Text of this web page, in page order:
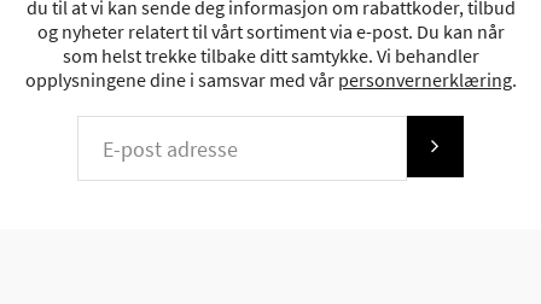
du til at vi kan sende deg informasjon om rabattkoder, tilbud
og nyheter relatert til vårt sortiment via e-post. Du kan når
som helst trekke tilbake ditt samtykke. Vi behandler
opplysningene dine i samsvar med vår personvernerklæring.